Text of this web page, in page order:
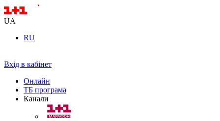
UA
RU
Вхід в кабінет
Онлайн
ТБ програма
Канали